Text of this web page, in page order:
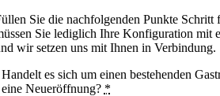
Sie die nachfolgenden Punkte Schritt
Sie lediglich Ihre Konfiguration mit
wir setzen uns mit Ihnen in Verbindung.
Handelt es sich um einen bestehenden
eine Neueröffnung? *